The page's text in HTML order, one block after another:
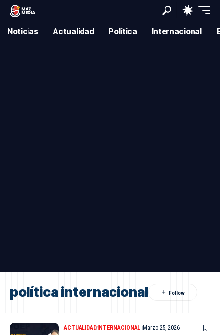
Noticias Actualidad Política Internacional
política internacional
ACTUALIDADINTERNACIONAL Marzo 25, 2026